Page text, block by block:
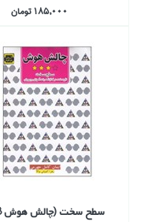
185,000 تومان
سطح سخت (چالش هوش 3)